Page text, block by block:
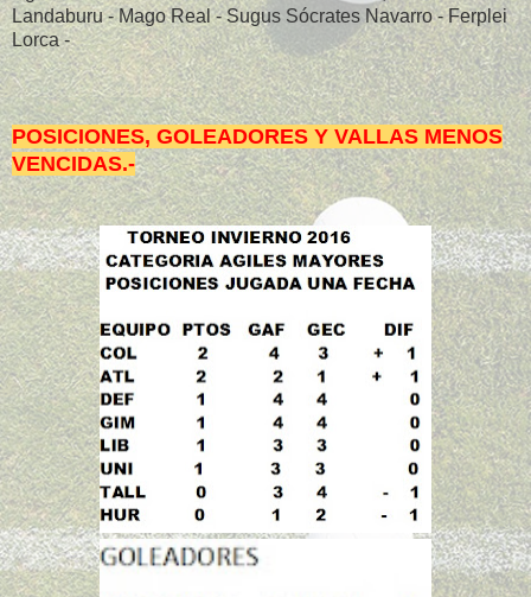
Landaburu - Mago Real - Sugus Sócrates Navarro - Ferplei
Lorca -
POSICIONES, GOLEADORES Y VALLAS MENOS
VENCIDAS.-